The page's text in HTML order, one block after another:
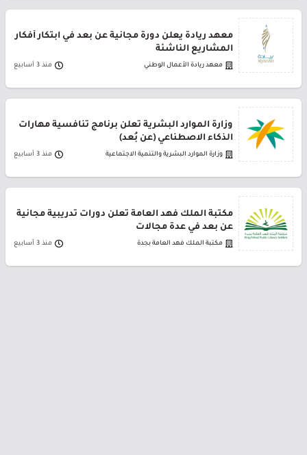
معهد ريادة يعلن دورة مجانية عن بعد في ابتكار أفكار
المشاريع الناشئة
معهد ريادة الأعمال الوطني منذ 3 أسابيع
وزارة الموارد البشرية تعلن برنامج تنافسية مهارات
الذكاء الاصطناعي (عن بُعد)
وزارة الموارد البشرية والتنمية الاجتماعية منذ 3 أسابيع
مكتبة الملك فهد العامة تعلن دورات تدريبية مجانية
عن بعد في عدة مجالات
مكتبة الملك فهد العامة بجدة منذ 3 أسابيع